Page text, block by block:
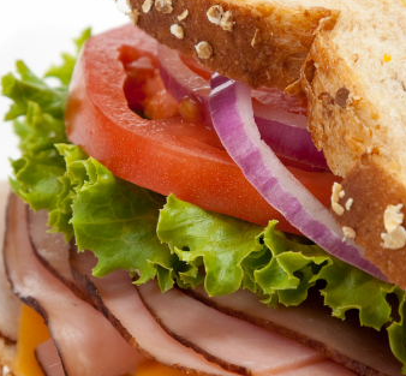
immensechoix de sandwichs,
. Sandwichs italiens, libanais,
il y en a pour tous les goûts !